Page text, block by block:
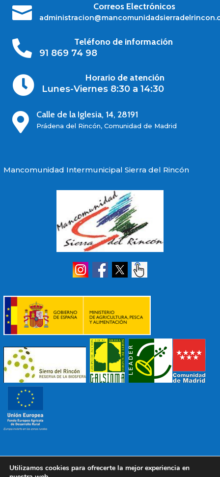
 Correos Electrónicos

Teléfono de información
91 869 74 98

Horario de atención
Lunes-Viernes 8:30 a 14:30
 Calle de la Iglesia, 14, 28191
Prádena del Rincón, Comunidad de Madrid
Mancomunidad Intermunicipal Sierra del Rincón
© 2022 Mancomunidad Sierra del RicónDiseño EDB|
Utilizamos cookies para ofrecerte la mejor experiencia en